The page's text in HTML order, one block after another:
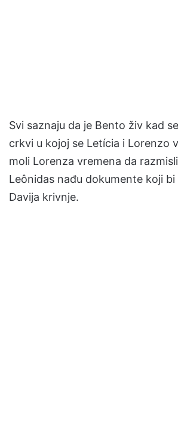
Svi saznaju da je Bento živ kad
crkvi u kojoj se Letícia i Lorenzo
moli Lorenza vremena da
Leônidas nađu dokumente koji
Davija krivnje.